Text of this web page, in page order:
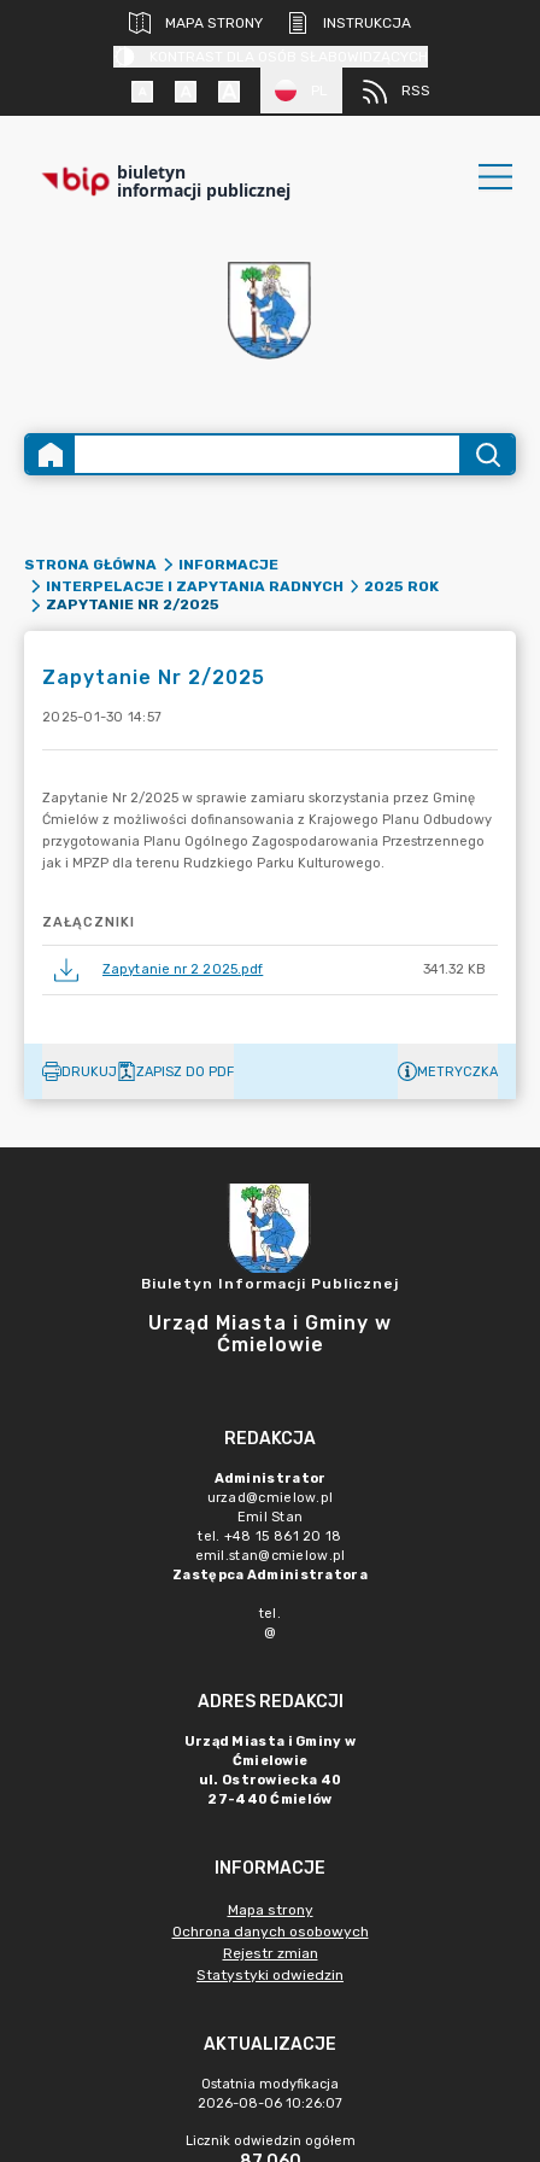
MAPA STRONY
INSTRUKCJA
RSS
biuletyn
informacji publicznej
STRONA GŁÓWNA
INFORMACJE
INTERPELACJE I ZAPYTANIA RADNYCH
2025 ROK
ZAPYTANIE NR 2/2025
Zapytanie Nr 2/2025
2025-01-30 14:57
ZAŁĄCZNIKI
Zapytanie nr 2 2025.pdf 341.32 KB
DRUKUJ ZAPISZ DO PDF METRYCZKA
Biuletyn Informacji Publicznej
Urząd Miasta i Gminy w
Ćmielowie
REDAKCJA
Administrator
urzad@cmielow.pl
Emil Stan
tel. +48 15 861 20 18
emil.stan@cmielow.pl
Zastępca Administratora
tel.
@
ADRES REDAKCJI
Urząd Miasta i Gminy w
Ćmielowie
ul. Ostrowiecka 40
27-440 Ćmielów
INFORMACJE
Mapa strony
Ochrona danych osobowych
Rejestr zmian
Statystyki odwiedzin
AKTUALIZACJE
Ostatnia modyfikacja
2026-08-06 10:26:07
Licznik odwiedzin ogółem